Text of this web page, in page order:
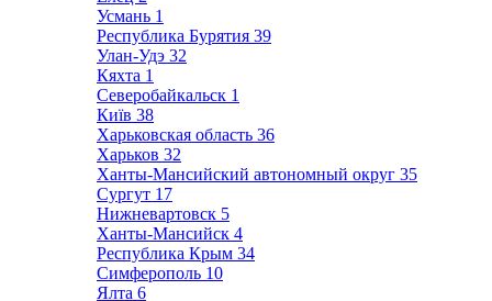
Усмань 1
Республика Бурятия 39
Улан-Удэ 32
Кяхта 1
Северобайкальск 1
Київ 38
Харьковская область 36
Харьков 32
Ханты-Мансийский автономный округ 35
Сургут 17
Нижневартовск 5
Ханты-Мансийск 4
Республика Крым 34
Симферополь 10
Ялта 6